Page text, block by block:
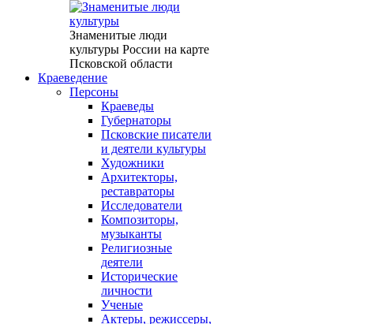
Знаменитые люди
культуры России на карте
Псковской области
Краеведение
Персоны
Краеведы
Губернаторы
Псковские писатели
и деятели культуры
Художники
Архитекторы,
реставраторы
Исследователи
Композиторы,
музыканты
Религиозные
деятели
Исторические
личности
Ученые
Актеры, режиссеры,